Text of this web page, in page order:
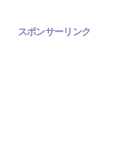
スポンサーリンク